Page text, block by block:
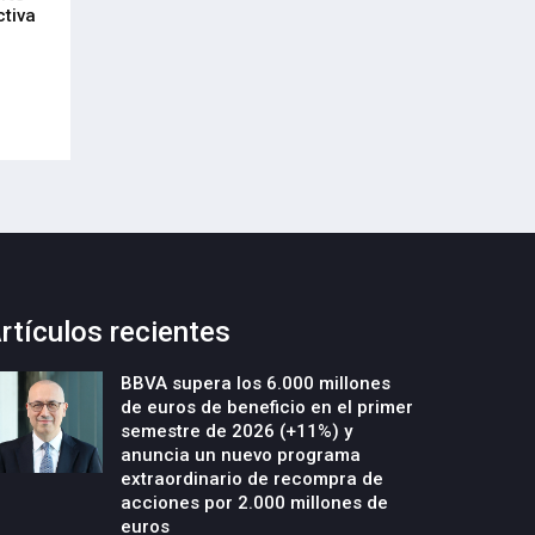
recientes
BBVA supera los 6.000 millones
de euros de beneficio en el primer
semestre de 2026 (+11%) y
anuncia un nuevo programa
extraordinario de recompra de
acciones por 2.000 millones de
euros